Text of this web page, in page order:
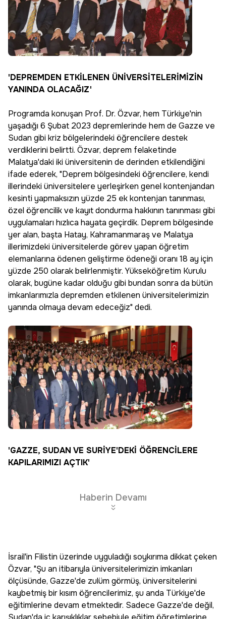
'DEPREMDEN ETKİLENEN ÜNİVERSİTELERİMİZİN
YANINDA OLACAĞIZ'
Programda konuşan Prof. Dr. Özvar, hem Türkiye'nin
yaşadığı 6 Şubat 2023 depremlerinde hem de Gazze ve
Sudan gibi kriz bölgelerindeki öğrencilere destek
verdiklerini belirtti. Özvar, deprem felaketinde
Malatya'daki iki üniversitenin de derinden etkilendiğini
ifade ederek, "Deprem bölgesindeki öğrencilere, kendi
illerindeki üniversitelere yerleşirken genel kontenjandan
kesinti yapmaksızın yüzde 25 ek kontenjan tanınması,
özel öğrencilik ve kayıt dondurma hakkının tanınması gibi
uygulamaları hızlıca hayata geçirdik. Deprem bölgesinde
yer alan, başta Hatay, Kahramanmaraş ve Malatya
illerimizdeki üniversitelerde görev yapan öğretim
elemanlarına ödenen geliştirme ödeneği oranı 18 ay için
yüzde 250 olarak belirlenmiştir. Yükseköğretim Kurulu
olarak, bugüne kadar olduğu gibi bundan sonra da bütün
imkanlarımızla depremden etkilenen üniversitelerimizin
yanında olmaya devam edeceğiz" dedi.
'GAZZE, SUDAN VE SURİYE'DEKİ ÖĞRENCİLERE
KAPILARIMIZI AÇTIK'
Haberin Devamı
İsrail'in Filistin üzerinde uyguladığı soykırıma dikkat çeken
Özvar, "Şu an itibarıyla üniversitelerimizin imkanları
ölçüsünde, Gazze'de zulüm görmüş, üniversitelerini
kaybetmiş bir kısım öğrencilerimiz, şu anda Türkiye'de
eğitimlerine devam etmektedir. Sadece Gazze'de değil,